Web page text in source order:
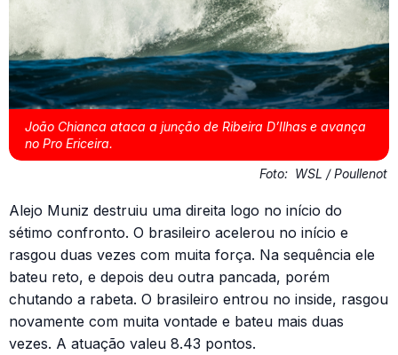
João Chianca ataca a junção de Ribeira D’Ilhas e avança
no Pro Ericeira.
Foto: WSL / Poullenot
Alejo Muniz destruiu uma direita logo no início do
sétimo confronto. O brasileiro acelerou no início e
rasgou duas vezes com muita força. Na sequência ele
bateu reto, e depois deu outra pancada, porém
chutando a rabeta. O brasileiro entrou no inside, rasgou
novamente com muita vontade e bateu mais duas
vezes. A atuação valeu 8.43 pontos.